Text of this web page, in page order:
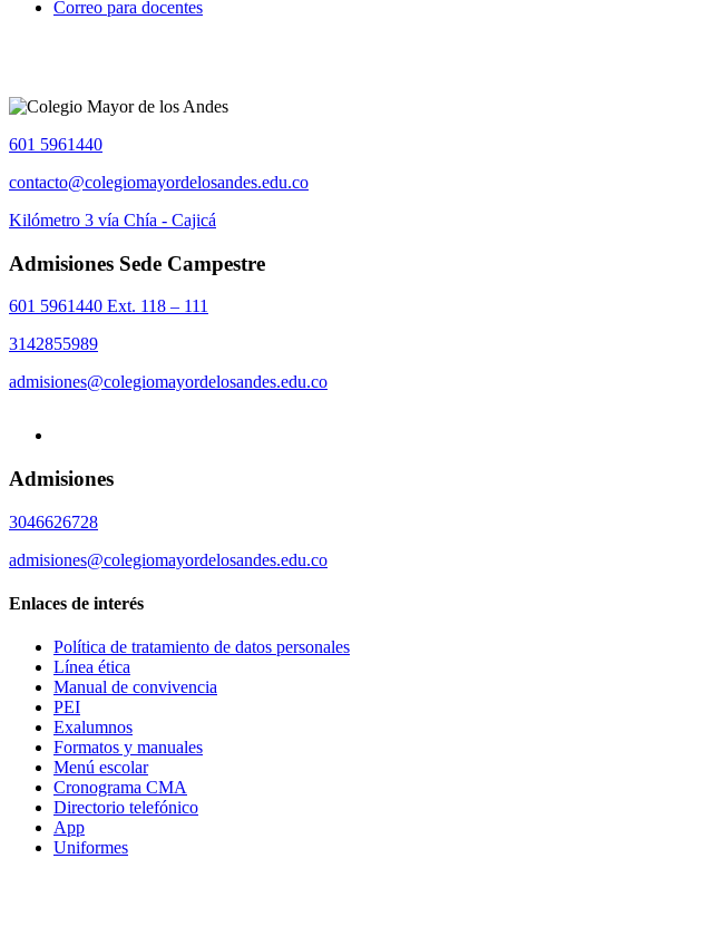
Correo para docentes
601 5961440
contacto@colegiomayordelosandes.edu.co
Kilómetro 3 vía Chía - Cajicá
Admisiones Sede Campestre
601 5961440 Ext. 118 – 111
3142855989
admisiones@colegiomayordelosandes.edu.co
Admisiones
3046626728
admisiones@colegiomayordelosandes.edu.co
Enlaces de interés
Política de tratamiento de datos personales
Línea ética
Manual de convivencia
PEI
Exalumnos
Formatos y manuales
Menú escolar
Cronograma CMA
Directorio telefónico
App
Uniformes